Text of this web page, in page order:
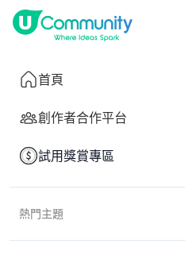
首頁
創作者合作平台
試用獎賞專區
熱門主題